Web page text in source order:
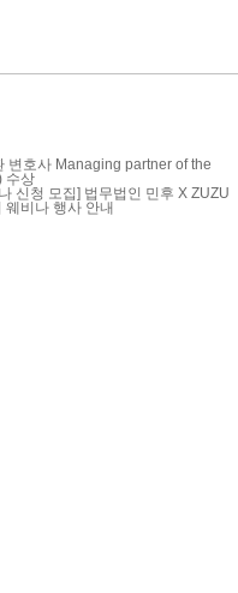
변호사 Managing partner of the
수상
신청 모집] 법무법인 민후 X ZUZU
웨비나 행사 안내